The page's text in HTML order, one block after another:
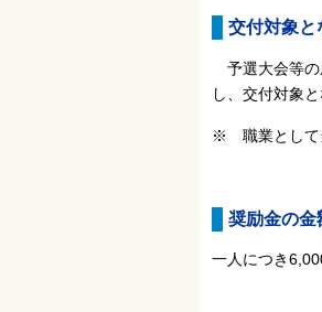
交付対象と
予選大会等の
し、交付対象
※ 職業として
奨励金の金
一人につき